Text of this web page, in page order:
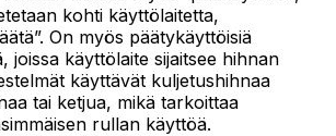
kohti käyttölaitetta,
On myös päätykäyttöisiä
joissa käyttölaite sijaitsee hihnan
käyttävät kuljetushihnaa
tai ketjua, mikä tarkoittaa
rullan käyttöä.